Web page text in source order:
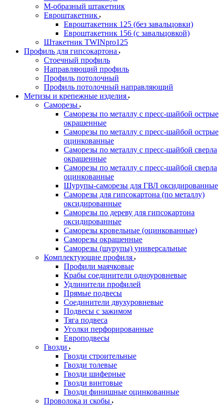
М-образный штакетник
Евроштакетник
Евроштакетник 125 (без завальцовки)
Евроштакетник 156 (с завальцовкой)
Штакетник TWINpro125
Профиль для гипсокартона
Стоечный профиль
Направляющий профиль
Профиль потолочный
Профиль потолочный направляющий
Метизы и крепежные изделия
Саморезы
Саморезы по металлу с пресс-шайбой острые
окрашенные
Саморезы по металлу с пресс-шайбой острые
оцинкованные
Саморезы по металлу с пресс-шайбой сверла
окрашенные
Саморезы по металлу с пресс-шайбой сверла
оцинкованные
Шурупы-саморезы для ГВЛ оксидированные
Саморезы для гипсокартона (по металлу)
оксидированные
Саморезы по дереву для гипсокартона
оксидированные
Саморезы кровельные (оцинкованные)
Саморезы окрашенные
Саморезы (шурупы) универсальные
Комплектующие профиля
Профили маячковые
Крабы соединители одноуровневые
Удлинители профилей
Прямые подвесы
Соединители двухуровневые
Подвесы с зажимом
Тяга подвеса
Уголки перфорированные
Европодвесы
Гвозди
Гвозди строительные
Гвозди толевые
Гвозди шиферные
Гвозди винтовые
Гвозди финишные оцинкованные
Проволока и скобы